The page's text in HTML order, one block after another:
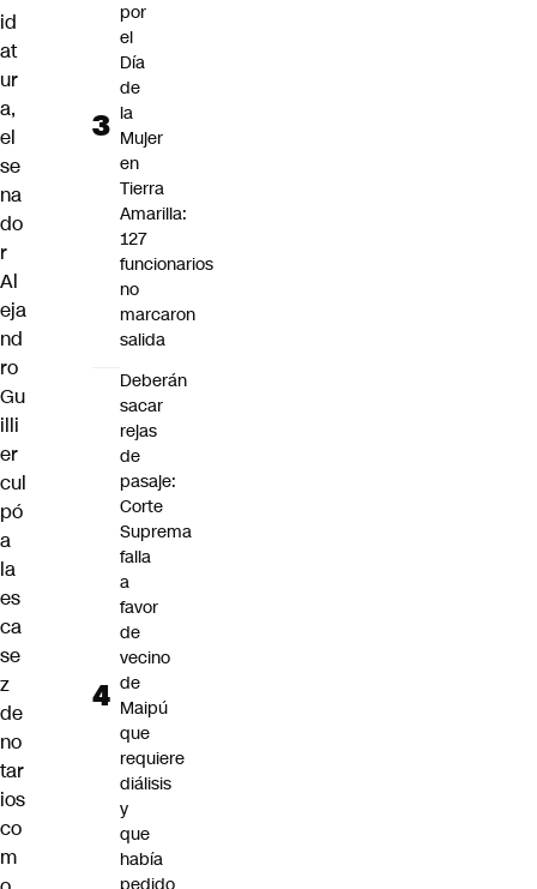
id
at
ur
a,
el
se
na
do
r
Al
eja
nd
ro
Gu
illi
er
cul
pó
a
la
es
ca
se
z
de
no
tar
ios
co
m
por
el
Día
de
la
Mujer
en
Tierra
Amarilla:
127
funcionarios
no
marcaron
salida
Deberán
sacar
rejas
de
pasaje:
Corte
Suprema
falla
a
favor
de
vecino
de
Maipú
que
requiere
diálisis
y
que
había
pedido